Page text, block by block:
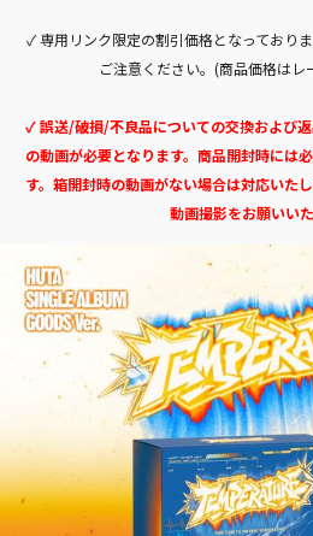
✓ 専用リンク限定の割引価格となっており
ご注意ください。(商品価格はレ
✓ 誤送/破損/不良品についての交換および
の動画が必要となります。商品開封時には
す。箱開封時の動画がない場合は対応いた
動画撮影をお願いいた